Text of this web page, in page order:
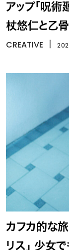
アップ「呪
杖悠仁と乙
ラッピング新
CREATIVE
カフカ的な
リス」 少女